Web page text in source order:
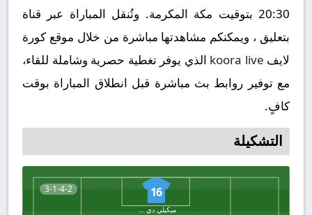
20:30 بتوقيت مكة المكرمة. وتُنقل المباراة عبر قناة
بتعليق ، ويمكنكم مشاهدتها مباشرة من خلال موقع كورة
لايف koora live الذي يوفر تغطية حصرية وشاملة للقاء،
مع توفير روابط بث مباشرة قبل انطلاق المباراة بوقت
كافٍ.
التشكيلة
3-1-4-2 16
ميكيلي دي جريجوريو